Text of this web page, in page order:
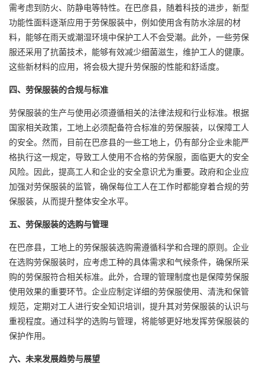
需考虑到防火、防静电等特性。在巴彦县，随着科技的进步，新型
功能性面料逐渐应用于劳保服装中，例如使用含有防水涂层的材
料，能够在雨天或潮湿环境中保护工人不会受潮。此外，一些劳保
服还采用了抗菌技术，能够有效减少细菌滋生，维护工人的健康。
这些新材料的应用，将会极大提升劳保服的性能和舒适度。
四、劳保服装的合规与标准
劳保服装的生产与使用必须遵循相关的法律法规和行业标准。根据
国家相关政策，工地上必须配备符合标准的劳保服装，以保障工人
的安全。然而，目前在巴彦县的一些工地上，仍有部分企业未能严
格执行这一规定，导致工人使用不合格的劳保服，面临更大的安全
风险。因此，提高工人和企业的安全意识尤为重要。政府和企业应
加强对劳保服装的监管，确保每位工人在工作时都能穿着合规的劳
保服装，从而提升整体安全水平。
五、劳保服装的选购与管理
在巴彦县，工地上的劳保服装选购需遵循科学和合理的原则。企业
在选购劳保服装时，应考虑工种的具体需求和气候条件，确保所采
购的劳保服符合相关标准。此外，合理的管理制度也是保障劳保服
使用效果的重要环节。企业应制定详细的劳保服使用、清洗和保管
规范，定期对工人进行安全知识培训，提升其对劳保服装的认识与
重视程度。通过科学的选购与管理，将能够更好地发挥劳保服装的
保护作用。
六、未来发展趋势与展望